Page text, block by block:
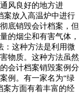
风良好的地方进
案放入高温炉中进行
底销毁会计档案，但
的烟尘和有害气体，
：这种方法是利用微
物质。这种方法虽然
会计档案销毁案例分
例。有一家名为“绿
案方面有着丰富的经